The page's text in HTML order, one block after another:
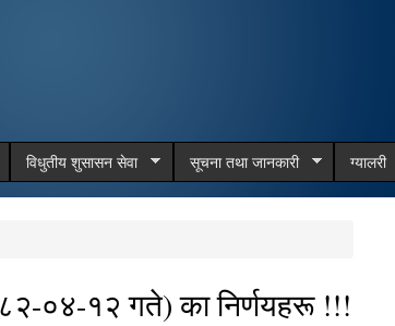
विधुतीय शुसासन सेवा सूचना तथा जानकारी ग्यालरी
०४-१२ गते) का निर्णयहरू !!!